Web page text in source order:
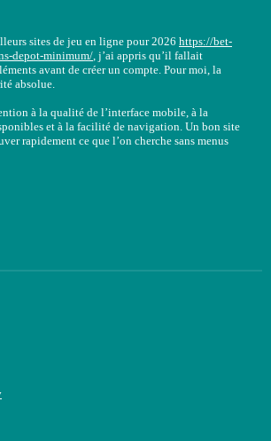
sites de jeu en ligne pour 2026 https://bet-
depot-minimum/, j’ai appris qu’il fallait
avant de créer un compte. Pour moi, la
absolue.
à la qualité de l’interface mobile, à la
et à la facilité de navigation. Un bon site
rapidement ce que l’on cherche sans menus